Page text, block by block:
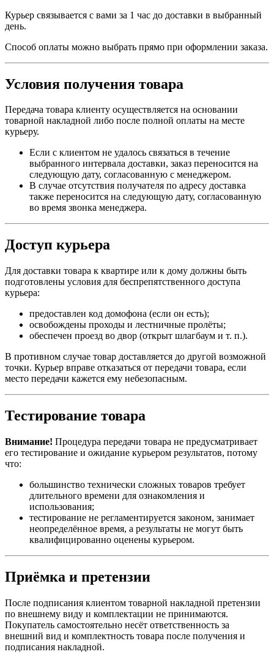
Курьер связывается с вами за 1 час до доставки в выбранный
день.
Способ оплаты можно выбрать прямо при оформлении заказа.
Условия получения товара
Передача товара клиенту осуществляется на основании
товарной накладной либо после полной оплаты на месте
курьеру.
Если с клиентом не удалось связаться в течение
выбранного интервала доставки, заказ переносится на
следующую дату, согласованную с менеджером.
В случае отсутствия получателя по адресу доставка
также переносится на следующую дату, согласованную
во время звонка менеджера.
Доступ курьера
Для доставки товара к квартире или к дому должны быть
подготовлены условия для беспрепятственного доступа
курьера:
предоставлен код домофона (если он есть);
освобождены проходы и лестничные пролёты;
обеспечен проезд во двор (открыт шлагбаум и т. п.).
В противном случае товар доставляется до другой возможной
точки. Курьер вправе отказаться от передачи товара, если
место передачи кажется ему небезопасным.
Тестирование товара
Внимание! Процедура передачи товара не предусматривает
его тестирование и ожидание курьером результатов, потому
что:
большинство технически сложных товаров требует
длительного времени для ознакомления и
использования;
тестирование не регламентируется законом, занимает
неопределённое время, а результаты не могут быть
квалифицированно оценены курьером.
Приёмка и претензии
После подписания клиентом товарной накладной претензии
по внешнему виду и комплектации не принимаются.
Покупатель самостоятельно несёт ответственность за
внешний вид и комплектность товара после получения и
подписания накладной.